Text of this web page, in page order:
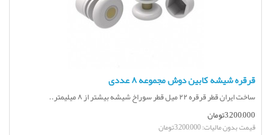
قرقره شیشه کابین دوش مجموعه ۸ عددی
ساخت ایران قطر قرقره ۲۲ میل قطر سوراخ شیشه بیشتر از ۸ میلیمتر..
3,200,000تومان
قیمت بدون مالیات: 3,200,000تومان